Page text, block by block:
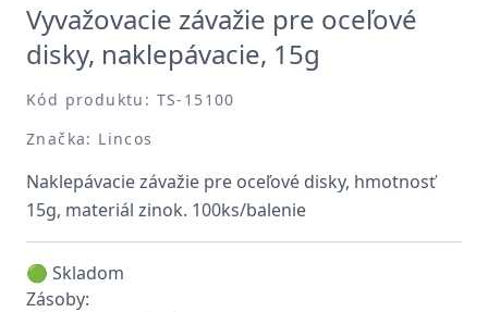
Vyvažovacie závažie pre oceľové
disky, naklepávacie, 15g
Kód produktu: TS-15100
Značka: Lincos
Naklepávacie závažie pre oceľové disky, hmotnosť
15g, materiál zinok. 100ks/balenie
🟢 Skladom
Zásoby: